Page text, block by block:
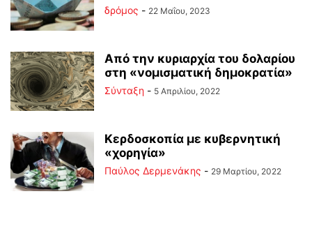
δρόμος - 22 Μαΐου, 2023
Από την κυριαρχία του δολαρίου
στη «νομισματική δημοκρατία»
Σύνταξη - 5 Απριλίου, 2022
Κερδοσκοπία με κυβερνητική
«χορηγία»
Παύλος Δερμενάκης - 29 Μαρτίου, 2022